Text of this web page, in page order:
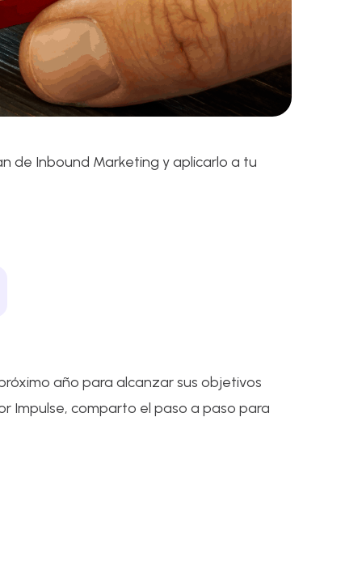
de Inbound Marketing y aplicarlo a tu
año para alcanzar sus objetivos
Impulse, comparto el paso a paso para